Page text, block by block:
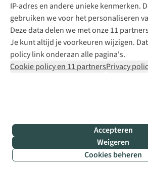
IP-adres en andere unieke kenmerken.
gebruiken we voor het personaliseren
Deze data delen we met onze 11
Je kunt altijd je voorkeuren wijzigen.
policy link onderaan alle pagina's.
Cookie policy en 11 partnersPrivacy
Accepteren
Weigeren
Cookies beheren